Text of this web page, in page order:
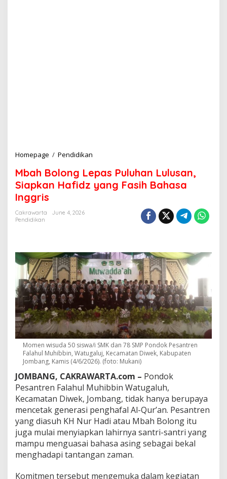
Homepage / Pendidikan
a
h
B
e
p
a
s
P
u
l
u
a
n
L
u
l
s
a
n
S
i
a
p
a
Mbah Bolong Lepas Puluhan Lulusan,
Siapkan Hafidz yang Fasih Bahasa
Inggris
Cakrawarta
June 4, 2026
Pendidikan
Momen wisuda 50 siswa/i SMK dan 78 SMP Pondok Pesantren
Falahul Muhibbin, Watugaluj, Kecamatan Diwek, Kabupaten
Jombang, Kamis (4/6/2026). (foto: Mukani)
JOMBANG, CAKRAWARTA.com – Pondok
Pesantren Falahul Muhibbin Watugaluh,
Kecamatan Diwek, Jombang, tidak hanya berupaya
mencetak generasi penghafal Al-Qur’an. Pesantren
yang diasuh KH Nur Hadi atau Mbah Bolong itu
juga mulai menyiapkan lahirnya santri-santri yang
mampu menguasai bahasa asing sebagai bekal
menghadapi tantangan zaman.
Komitmen tersebut mengemuka dalam kegiatan